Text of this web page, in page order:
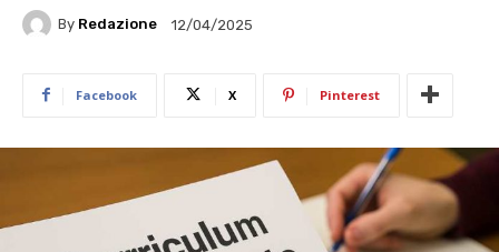
By Redazione 12/04/2025
Facebook X Pinterest